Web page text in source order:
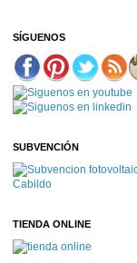
SÍGUENOS
SUBVENCIÓN
TIENDA ONLINE